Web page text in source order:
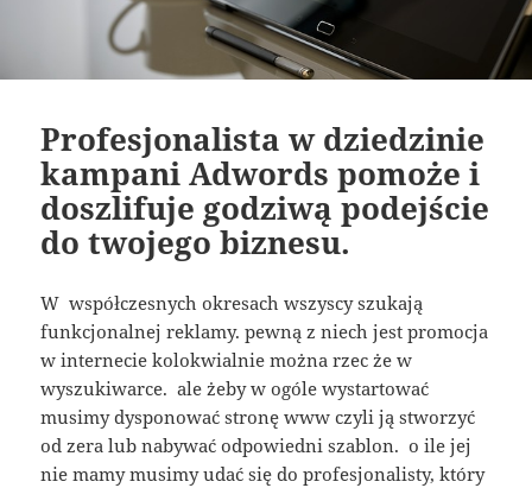
Profesjonalista w dziedzinie
kampani Adwords pomoże i
doszlifuje godziwą podejście
do twojego biznesu.
W współczesnych okresach wszyscy szukają
funkcjonalnej reklamy. pewną z niech jest promocja
w internecie kolokwialnie można rzec że w
wyszukiwarce. ale żeby w ogóle wystartować
musimy dysponować stronę www czyli ją stworzyć
od zera lub nabywać odpowiedni szablon. o ile jej
nie mamy musimy udać się do profesjonalisty, który